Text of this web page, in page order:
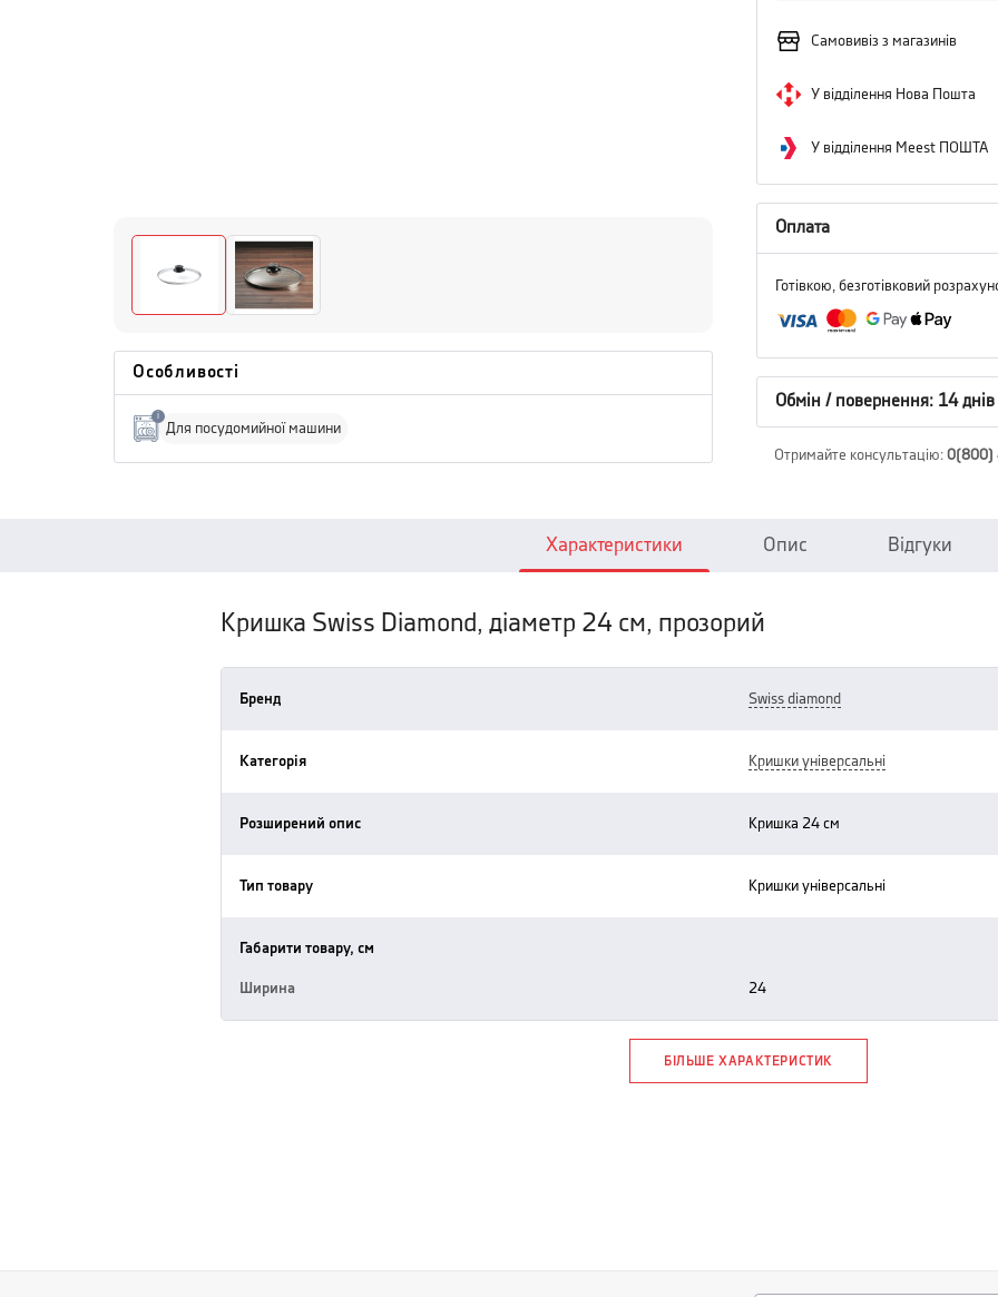
Особливості
i
Для посудомийної машини
Самовивіз з магазинів
У відділення Нова Пошта
У відділення Meest ПОШТА
Оплата
Готівкою, безготівковий
Обмін / повернення: 14 днів
Отримайте консультацію: 0(800)
Характеристики Опис Відгуки
Кришка Swiss Diamond, діаметр 24 см, прозорий
Бренд swiss diamond
Категорія кришки універсальні
Розширений опис кришка 24 см
Тип товару кришки універсальні
Габарити товару, см
Ширина 24
БІЛЬШЕ ХАРАКТЕРИСТИК